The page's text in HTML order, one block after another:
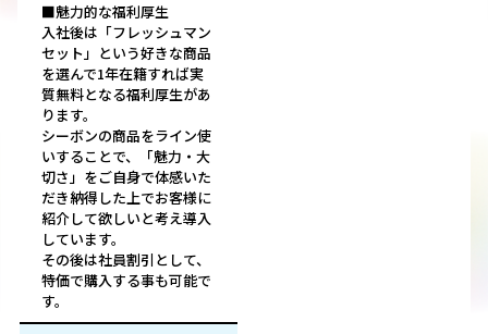
■魅力的な福利厚生
入社後は「フレッシュマン
セット」という好きな商品
を選んで1年在籍すれば実
質無料となる福利厚生があ
ります。
シーボンの商品をライン使
いすることで、「魅力・大
切さ」をご自身で体感いた
だき納得した上でお客様に
紹介して欲しいと考え導入
しています。
その後は社員割引として、
特価で購入する事も可能で
す。